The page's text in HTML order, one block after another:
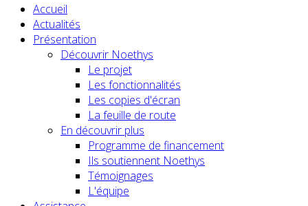
Accueil
Actualités
Présentation
Découvrir Noethys
Le projet
Les fonctionnalités
Les copies d'écran
La feuille de route
En découvrir plus
Programme de financement
Ils soutiennent Noethys
Témoignages
L'équipe